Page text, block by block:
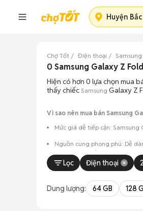
Huyện Bắc
Chợ Tốt Điện thoại Samsung
0 Samsung Galaxy Z
Hiện có hơn 0 lựa chọn mua
thấy chiếc Samsung Galaxy Z
Vì sao nên mua bán Samsung
Mức giá dễ tiếp cận:
Nguồn cung phong phú: Dễ
máy và màu sắc.
Giao dịch minh bạch: Việc
Mua bán linh hoạt: Hai
Lọc
Điện thoại 2
Dung lượng: 64 GB 128